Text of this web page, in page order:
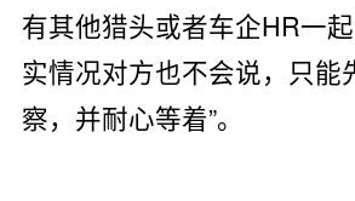
有其他猎头或者车企HR一
实情况对方也不会说，只能
察，并耐心等着”。